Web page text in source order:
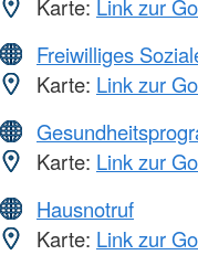
Karte: Link zur
Freiwilliges
Karte: Link zur
Karte: Link zur
Hausnotruf
Karte: Link zur